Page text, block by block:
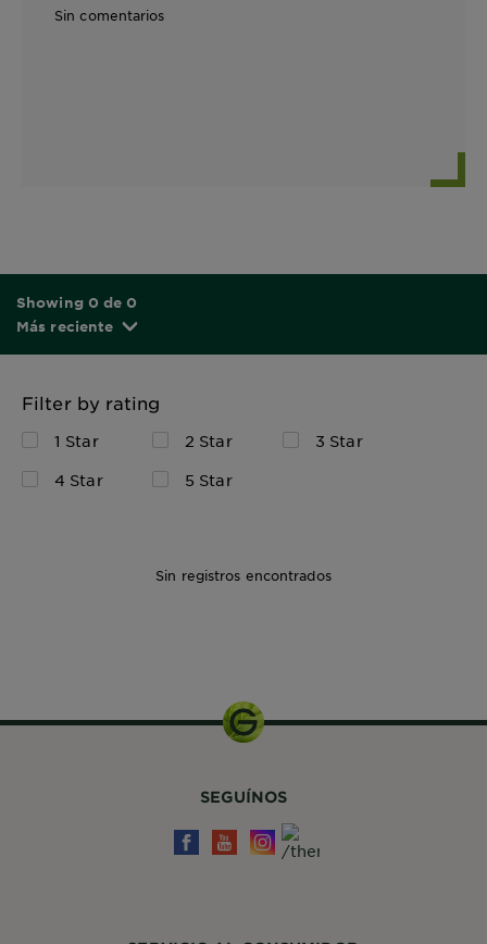
Sin comentarios
Showing 0 de 0
Más reciente
Filter by rating
1 Star 2 Star
3 Star
4 Star
5 Star
Sin registros encontrados
SEGUÍNOS